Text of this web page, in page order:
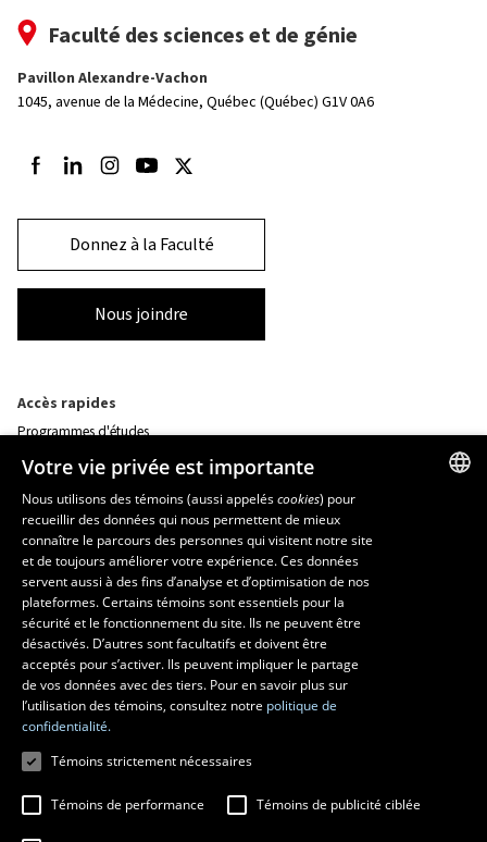
Faculté des sciences et de génie
Pavillon Alexandre-Vachon
1045, avenue de la Médecine, Québec (Québec) G1V 0A6
Suivez-nous sur Facebook
Suivez-nous sur LinkedIn
Suivez-nous sur Instagram
Suivez-nous sur Youtube
Suivez-nous sur Twitter
Donnez à la Faculté
Nous joindre
Accès rapides
Programmes d'études
Nos départements et école
Foire aux questions
Ressources
monPortail
MESURES D'URGENCE
Composer le418 656-5555
Votre vie privée est importante
Nous utilisons des témoins (aussi appeléscookies) pour
recueillir des données qui nous permettent de mieux
connaître le parcours des personnes qui visitent notre site
et de toujours améliorer votre expérience. Ces données
servent aussi à des fins d’analyse et d’optimisation de nos
plateformes. Certains témoins sont essentiels pour la
sécurité et le fonctionnement du site. Ils ne peuvent être
désactivés. D’autres sont facultatifs et doivent être
acceptés pour s’activer. Ils peuvent impliquer le partage
de vos données avec des tiers. Pour en savoir plus sur
l’utilisation des témoins, consultez notre politique de
confidentialité.
Témoins strictement nécessaires
Témoins de performance Témoins de publicité ciblée